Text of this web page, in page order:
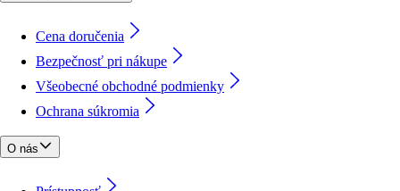
Cena doručenia
Bezpečnosť pri nákupe
Všeobecné obchodné podmienky
Ochrana súkromia
O nás